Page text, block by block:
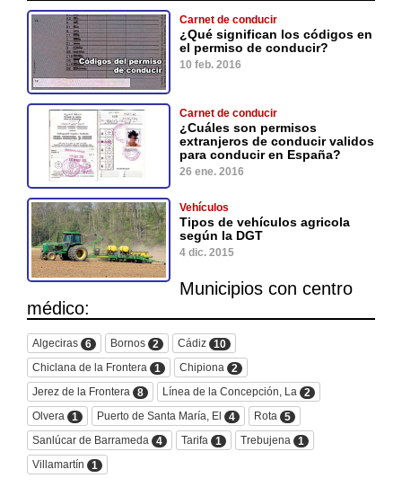
Carnet de conducir
¿Qué significan los códigos en
el permiso de conducir?
10 feb. 2016
Carnet de conducir
¿Cuáles son permisos
extranjeros de conducir validos
para conducir en España?
26 ene. 2016
Vehículos
Tipos de vehículos agricola
según la DGT
4 dic. 2015
Municipios con centro
médico:
Algeciras 6 Bornos 2 Cádiz 10
Chiclana de la Frontera
1 Chipiona
2
Jerez de la Frontera
8 Línea de la Concepción, La
2
Olvera
1 Puerto de Santa María, El 4 Rota
5
Sanlúcar de Barrameda
4 Tarifa 1 Trebujena
1
Villamartín
1